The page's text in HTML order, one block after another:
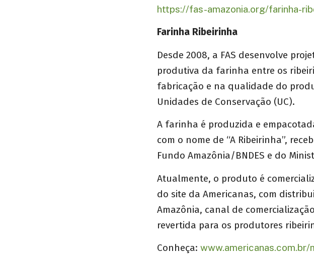
https://fas-amazonia.org/farinha-
Farinha Ribeirinha
Desde 2008, a FAS desenvolve
produtiva da farinha entre os
fabricação e na qualidade do
Unidades de Conservação (UC).
A farinha é produzida e
com o nome de “A Ribeirinha”,
Fundo Amazônia/BNDES e do
Atualmente, o produto é
do site da Americanas, com
Amazônia, canal de
revertida para os produtores
Conheça: www.americanas.com.br/